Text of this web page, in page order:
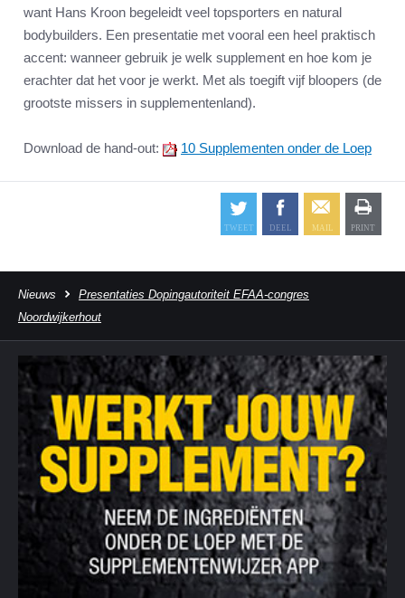
want Hans Kroon begeleidt veel topsporters en natural
bodybuilders. Een presentatie met vooral een heel praktisch
accent: wanneer gebruik je welk supplement en hoe kom je
erachter dat het voor je werkt. Met als toegift vijf bloopers (de
grootste missers in supplementenland).
Download de hand-out: 10 Supplementen onder de Loep
Nieuws
Presentaties Dopingautoriteit EFAA-congres
Noordwijkerhout